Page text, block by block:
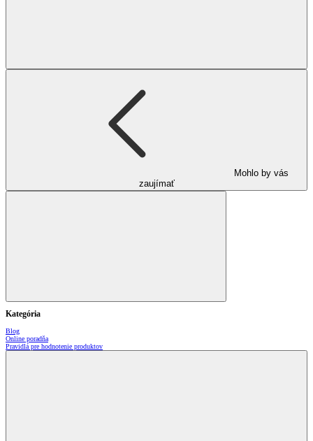
Mohlo by vás
zaujímať
Kategória
Blog
Online poradňa
Pravidlá pre hodnotenie produktov